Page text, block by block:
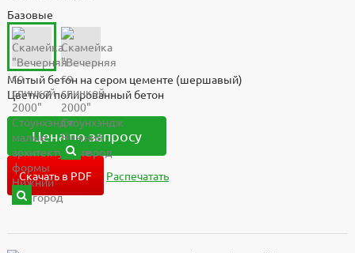
Базовые
Мытый бетон на сером цементе (шершавый)
Цветной полированный бетон
Цена по запросу
Скачать в PDF Распечатать